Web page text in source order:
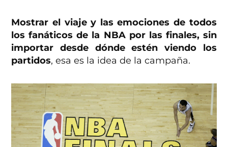
Mostrar el viaje y las emociones de todos
los fanáticos de la NBA por las finales, sin
importar desde dónde estén viendo los
partidos, esa es la idea de la campaña.